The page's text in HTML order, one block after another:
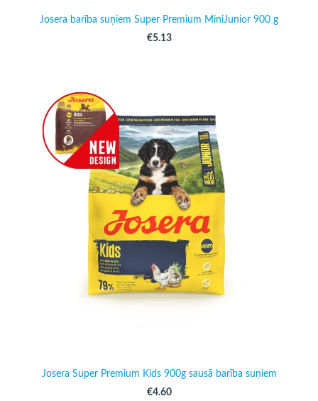
Josera barība suņiem Super Premium MiniJunior 900 g
€5.13
Josera Super Premium Kids 900g sausā barība suņiem
€4.60